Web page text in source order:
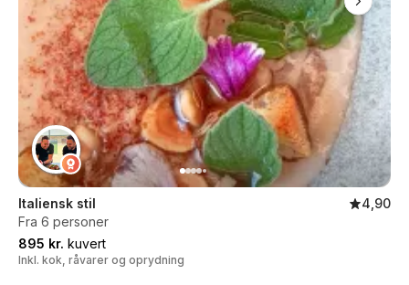
Italiensk stil
4,90
Fra 6 personer
895 kr. kuvert
Inkl. kok, råvarer og oprydning